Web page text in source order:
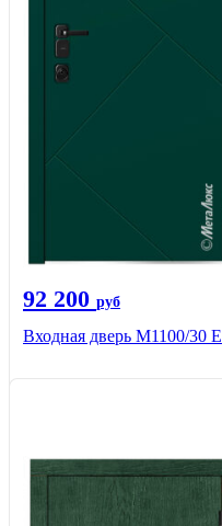
92 200 руб
Входная дверь М1100/30 Е